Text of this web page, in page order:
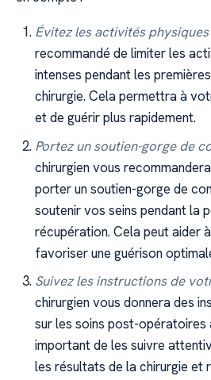
Évitez les activités
recommandé de limiter les
intenses pendant les
chirurgie. Cela permettra à
et de guérir plus rapidement.
Portez un soutien-gorge de
chirurgien vous
porter un soutien-gorge de
soutenir vos seins pendant la
récupération. Cela peut aider
favoriser une guérison
Suivez les instructions de
chirurgien vous donnera des
sur les soins post-opératoires
important de les suivre
les résultats de la chirurgie et